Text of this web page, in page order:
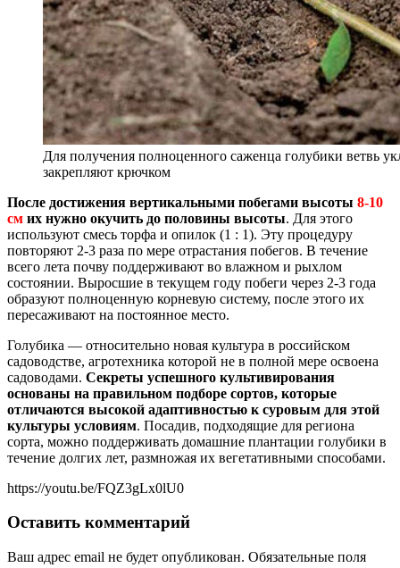
Для получения полноценного саженца голубики ветвь
закрепляют крючком
После достижения вертикальными побегами высоты 8-10
см их нужно окучить до половины высоты. Для этого
используют смесь торфа и опилок (1 : 1). Эту процедуру
повторяют 2-3 раза по мере отрастания побегов. В течение
всего лета почву поддерживают во влажном и рыхлом
состоянии. Выросшие в текущем году побеги через 2-3 года
образуют полноценную корневую систему, после этого их
пересаживают на постоянное место.
Голубика — относительно новая культура в российском
садоводстве, агротехника которой не в полной мере освоена
садоводами. Секреты успешного культивирования
основаны на правильном подборе сортов, которые
отличаются высокой адаптивностью к суровым для этой
культуры условиям. Посадив, подходящие для региона
сорта, можно поддерживать домашние плантации голубики в
течение долгих лет, размножая их вегетативными способами.
https://youtu.be/FQZ3gLx0lU0
Оставить комментарий
Ваш адрес email не будет опубликован. Обязательные поля